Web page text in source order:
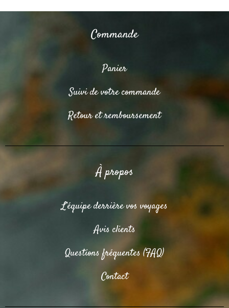
Commande
Panier
Suivi de votre commande
Retour et remboursement
À propos
L’équipe derrière vos voyages
Avis clients
Questions fréquentes (FAQ)
Contact